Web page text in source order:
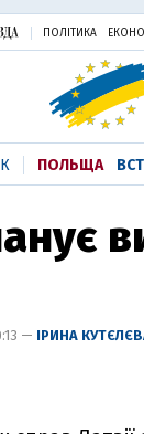
ПОЛІТИКА
ПОЛЬЩА
— ІРИНА